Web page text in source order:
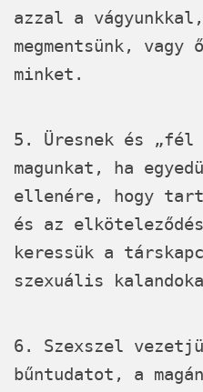
azzal a
megmentsünk, vagy
minket.
5. Üresnek és „fél
magunkat, ha
ellenére, hogy
és az
keressük a
szexuális
6. Szexszel
bűntudatot, a